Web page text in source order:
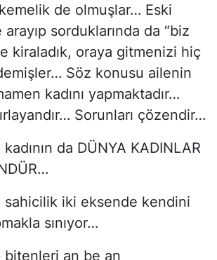
de olmuşlar… Eski
sorduklarında da “biz
kiraladık, oraya gitmenizi hiç
Söz konusu ailenin
kadını yapmaktadır…
Sorunları çözendir…
da DÜNYA KADINLAR
sahicilik iki eksende kendini
sınıyor…
bitenleri an be an